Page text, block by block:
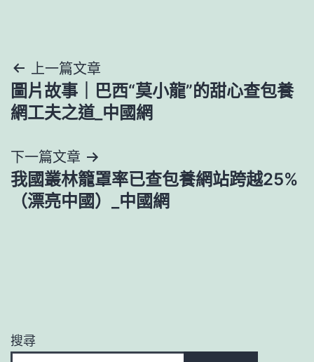
文
章
覽
上一篇文章
圖片故事｜巴西“莫小龍”的甜心查包養
網工夫之道_中國網
下一篇文章
我國叢林籠罩率已查包養網站跨越25%
（漂亮中國）_中國網
搜尋